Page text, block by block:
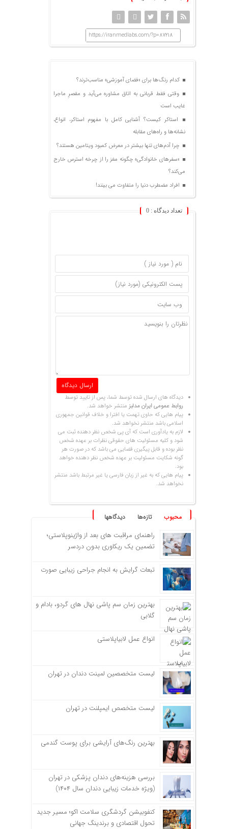
https://iranmedlabs.com/?p=87218
کدام رنگ‌ها برای «فضای آموزشی» مناسب‌ترند؟
وقتی فقط قربانی به اتاق مشاوره می‌آید و مقصرِ ماجرا
غایب است
استاکر کیست؟ آشنایی کامل با مفهوم استاکر، انواع،
نشانه‌ها و راه‌های مقابله
چرا آدم‌های تنها بیشتر در معرض کمبود ویتامین هستند؟
«سفرهای خانوادگی» چگونه مغز را از چرخه استرس خارج
می‌کند؟
افراد مضطرب دنیا را متفاوت می بینند!
تعداد دیدگاه : 0
دیدگاه های ارسال شده توسط شما، پس از تایید توسط
روابط عمومی ایران مدلبز منتشر خواهد شد.
پیام هایی که حاوی تهمت یا افترا و خلاف قوانین جمهوری
اسلامی باشد منتشر نخواهد شد.
لازم به یادآوری است که آی پی شخص نظر دهنده ثبت می
شود و کلیه مسئولیت های حقوقی نظرات بر عهده شخص
نظر بوده و قابل پیگیری قضایی می باشد که در صورت هر
گونه شکایت مسئولیت بر عهده شخص نظر دهنده خواهد
بود.
پیام هایی که به غیر از زبان فارسی یا غیر مرتبط باشد منتشر
نخواهد شد.
محبوب تازه‌ها دیدگاهها
راهنمای مراقبت های بعد از واژینوپلاستی؛
تضمین یک ریکاوری بدون دردسر
تبعات گرایش به انجام جراحی زیبایی صورت
بهترین زمان سم پاشی نهال های گردو، بادام و
گلابی
انواع عمل لابیاپلاستی
لیست متخصصین لمینت دندان در تهران
لیست متخصص ایمپلنت در تهران
بهترین رنگ‌های آرایشی برای پوست گندمی
بررسی هزینه‌های دندان پزشکی در تهران
(ویژه خدمات زیبایی دندان سال ۱۴۰۴)
کنفوبیشن گردشگری سلامت اکو؛ مسیر جدید
تحول اقتصادی و برندینگ جهانی